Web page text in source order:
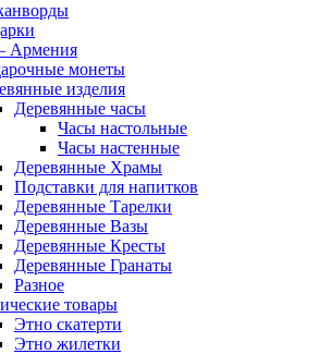
Армения
монеты
изделия
Деревянные часы
Часы настольные
Часы настенные
Деревянные Храмы
Подставки для напитков
Деревянные Тарелки
Деревянные Вазы
Деревянные Кресты
Деревянные Гранаты
Разное
товары
Этно скатерти
Этно жилетки